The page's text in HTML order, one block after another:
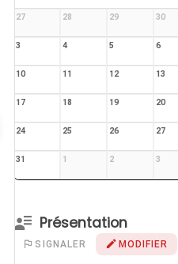
27 28 29 30
3 4 5 6
10 11 12 13
17 18 19 20
24 25 26 27
31 1 2 3
Présentation
SIGNALER MODIFIER